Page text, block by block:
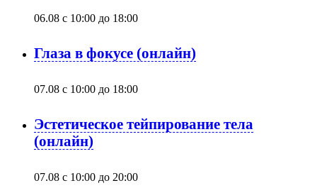
06.08 с 10:00 до 18:00
Глаза в фокусе (онлайн)
07.08 с 10:00 до 18:00
Эстетическое тейпирование тела
(онлайн)
07.08 с 10:00 до 20:00